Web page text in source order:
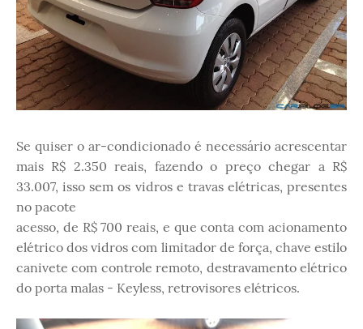
Se quiser o ar-condicionado é necessário acrescentar
mais R$ 2.350 reais, fazendo o preço chegar a R$
33.007, isso sem os vidros e travas elétricas, presentes
no pacote
acesso, de R$ 700 reais, e que conta com acionamento
elétrico dos vidros com limitador de força, chave estilo
canivete com controle remoto, destravamento elétrico
do porta malas - Keyless, retrovisores elétricos.